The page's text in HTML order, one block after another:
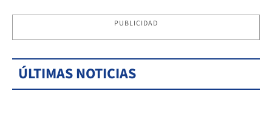
PUBLICIDAD
ÚLTIMAS NOTICIAS